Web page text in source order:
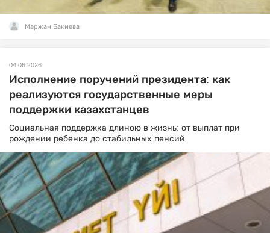
Маржан Бакиева
04.06.2026
Исполнение поручений президента: как
реализуются государственные меры
поддержки казахстанцев
Социальная поддержка длиною в жизнь: от выплат при
рождении ребенка до стабильных пенсий.